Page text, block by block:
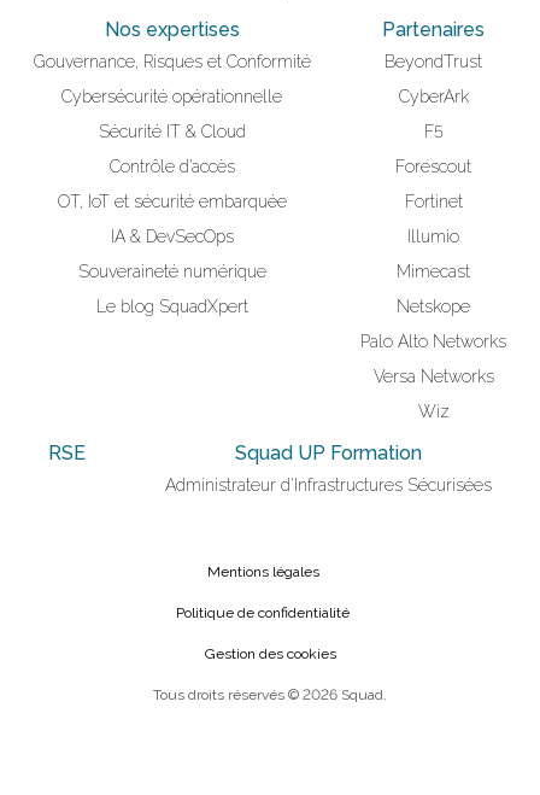
Nos expertises
Gouvernance, Risques et Conformité
Cybersécurité opérationnelle
Sécurité IT & Cloud
Contrôle d’accès
OT, IoT et sécurité embarquée
IA & DevSecOps
Souveraineté numérique
Le blog SquadXpert
Partenaires
BeyondTrust
CyberArk
F5
Forescout
Fortinet
Illumio
Mimecast
Netskope
Palo Alto Networks
Versa Networks
Wiz
RSE Squad UP Formation
Administrateur d'Infrastructures Sécurisées
Mentions légales
Politique de confidentialité
Gestion des cookies
Tous droits réservés © 2026 Squad.